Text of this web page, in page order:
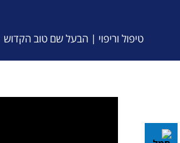
טיפול וריפוי | הבעל שם טוב הקדוש